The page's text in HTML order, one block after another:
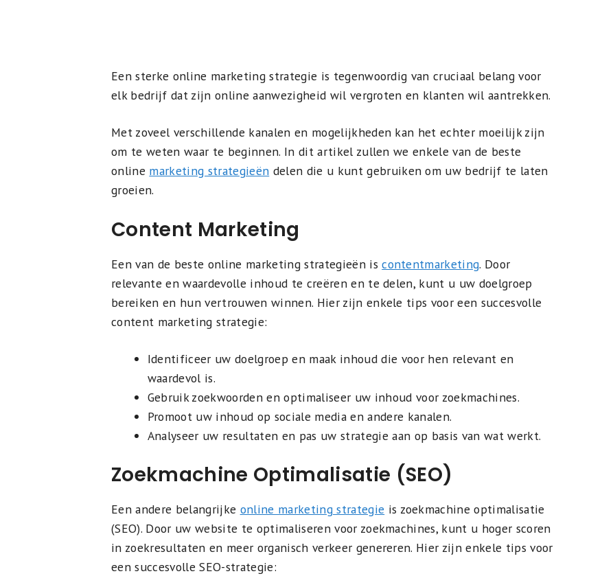
Een sterke online marketing strategie is tegenwoordig van cruciaal belang voor
elk bedrijf dat zijn online aanwezigheid wil vergroten en klanten wil aantrekken.
Met zoveel verschillende kanalen en mogelijkheden kan het echter moeilijk zijn
om te weten waar te beginnen. In dit artikel zullen we enkele van de beste
online marketing strategieën delen die u kunt gebruiken om uw bedrijf te laten
groeien.
Content Marketing
Een van de beste online marketing strategieën iscontentmarketing. Door
relevante en waardevolle inhoud te creëren en te delen, kunt u uw doelgroep
bereiken en hun vertrouwen winnen. Hier zijn enkele tips voor een succesvolle
content marketing strategie:
Identificeer uw doelgroep en maak inhoud die voor hen relevant en
waardevol is.
Gebruik zoekwoorden en optimaliseer uw inhoud voor zoekmachines.
Promoot uw inhoud op sociale media en andere kanalen.
Analyseer uw resultaten en pas uw strategie aan op basis van wat werkt.
Zoekmachine Optimalisatie (SEO)
Een andere belangrijke online marketing strategie is zoekmachine optimalisatie
(SEO). Door uw website te optimaliseren voor zoekmachines, kunt u hoger scoren
in zoekresultaten en meer organisch verkeer genereren. Hier zijn enkele tips voor
een succesvolle SEO-strategie: